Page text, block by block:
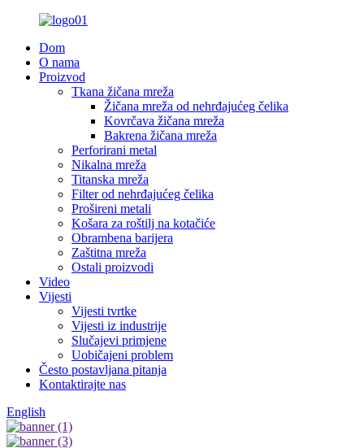
Dom
O nama
Proizvod
Tkana žičana mreža
Žičana mreža od nehrđajućeg čelika
Kovrčava žičana mreža
Bakrena žičana mreža
Perforirani metal
Nikalna mreža
Titanska mreža
Filter od nehrđajućeg čelika
Prošireni metali
Košara za roštilj na kotačiće
Obrambena barijera
Zaštitna mreža
Ostali proizvodi
Video
Vijesti
Vijesti tvrtke
Vijesti iz industrije
Slučajevi primjene
Uobičajeni problem
Često postavljana pitanja
Kontaktirajte nas
English